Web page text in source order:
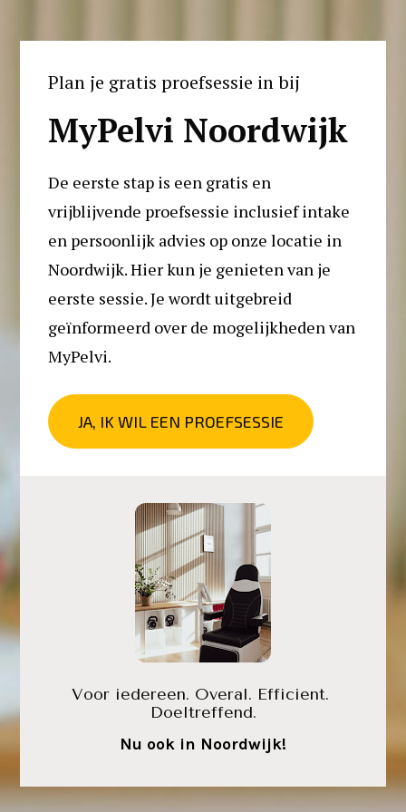
Plan je gratis proefsessie in bij
MyPelvi Noordwijk
De eerste stap is een gratis en
vrijblijvende proefsessie inclusief intake
en persoonlijk advies op onze locatie in
Noordwijk. Hier kun je genieten van je
eerste sessie. Je wordt uitgebreid
geïnformeerd over de mogelijkheden van
MyPelvi.
JA, IK WIL EEN PROEFSESSIE
Voor iedereen. Overal. Efficient.
Doeltreffend.
Nu ook in Noordwijk!